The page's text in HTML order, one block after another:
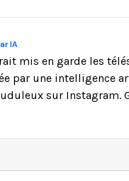
IA
mis en garde les
par une intelligence
sur Instagram.